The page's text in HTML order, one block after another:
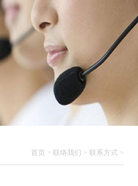
首页 > 联络我们 > 联系方式 >